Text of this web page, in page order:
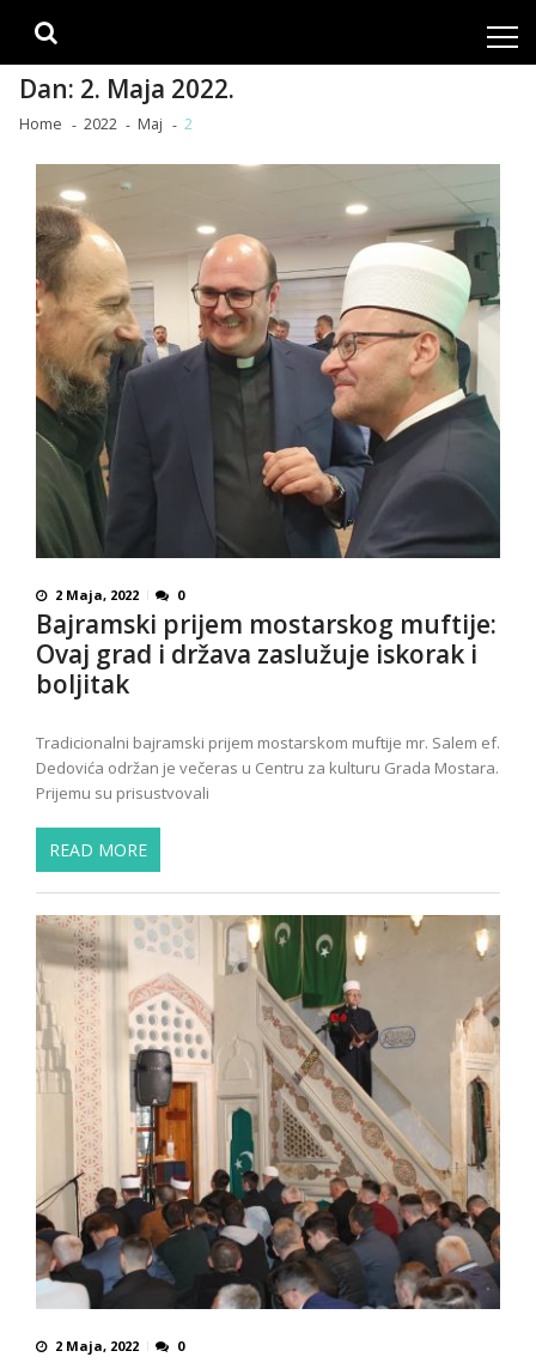
Dan: 2. Maja 2022.
Home 2022 Maj 2
2 Maja, 2022 0
Bajramski prijem mostarskog muftije:
Ovaj grad i država zaslužuje iskorak i
boljitak
Tradicionalni bajramski prijem mostarskom muftije mr. Salem ef.
Dedovića održan je večeras u Centru za kulturu Grada Mostara.
Prijemu su prisustvovali
READ MORE
2 Maja, 2022 0